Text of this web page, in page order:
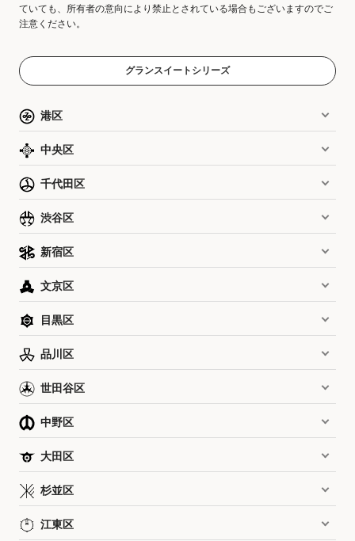
ていても、所有者の意向により禁止とされている場合もございますのでご
注意ください。
グランスイートシリーズ
港区
中央区
千代田区
渋谷区
新宿区
文京区
目黒区
品川区
世田谷区
中野区
大田区
杉並区
江東区